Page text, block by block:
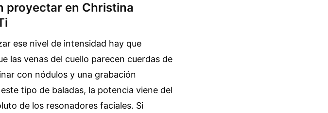
proyectar en Christina
ese nivel de intensidad hay que
las venas del cuello parecen cuerdas de
con nódulos y una grabación
tipo de baladas, la potencia viene del
de los resonadores faciales. Si